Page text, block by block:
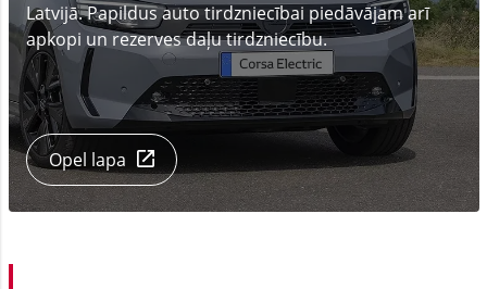
Latvijā. Papildus auto tirdzniecībai piedāvājam arī
apkopi un rezerves daļu tirdzniecību.
Opel lapa